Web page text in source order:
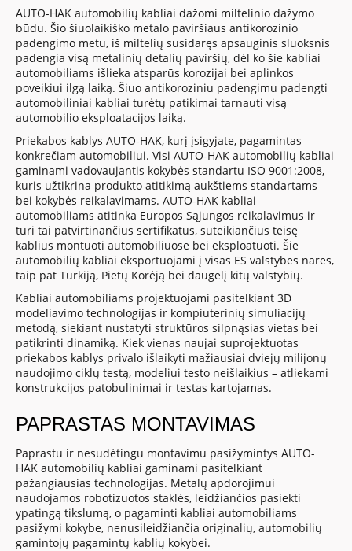
AUTO-HAK automobilių kabliai dažomi miltelinio dažymo
būdu. Šio šiuolaikiško metalo paviršiaus antikorozinio
padengimo metu, iš miltelių susidaręs apsauginis sluoksnis
padengia visą metalinių detalių paviršių, dėl ko šie kabliai
automobiliams išlieka atsparūs korozijai bei aplinkos
poveikiui ilgą laiką. Šiuo antikoroziniu padengimu padengti
automobiliniai kabliai turėtų patikimai tarnauti visą
automobilio eksploatacijos laiką.
Priekabos kablys AUTO-HAK, kurį įsigyjate, pagamintas
konkrečiam automobiliui. Visi AUTO-HAK automobilių kabliai
gaminami vadovaujantis kokybės standartu ISO 9001:2008,
kuris užtikrina produkto atitikimą aukštiems standartams
bei kokybės reikalavimams. AUTO-HAK kabliai
automobiliams atitinka Europos Sąjungos reikalavimus ir
turi tai patvirtinančius sertifikatus, suteikiančius teisę
kablius montuoti automobiliuose bei eksploatuoti. Šie
automobilių kabliai eksportuojami į visas ES valstybes nares,
taip pat Turkiją, Pietų Korėją bei daugelį kitų valstybių.
Kabliai automobiliams projektuojami pasitelkiant 3D
modeliavimo technologijas ir kompiuterinių simuliacijų
metodą, siekiant nustatyti struktūros silpnąsias vietas bei
patikrinti dinamiką. Kiek vienas naujai suprojektuotas
priekabos kablys privalo išlaikyti mažiausiai dviejų milijonų
naudojimo ciklų testą, modeliui testo neišlaikius – atliekami
konstrukcijos patobulinimai ir testas kartojamas.
PAPRASTAS MONTAVIMAS
Paprastu ir nesudėtingu montavimu pasižymintys AUTO-
HAK automobilių kabliai gaminami pasitelkiant
pažangiausias technologijas. Metalų apdorojimui
naudojamos robotizuotos staklės, leidžiančios pasiekti
ypatingą tikslumą, o pagaminti kabliai automobiliams
pasižymi kokybe, nenusileidžiančia originalių, automobilių
gamintojų pagamintų kablių kokybei.